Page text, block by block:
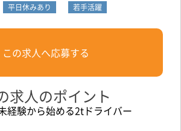
平日休みあり 若手活躍
この求人へ応募する
求人のポイント
経験から始める2tドライバー